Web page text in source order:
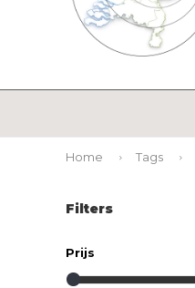
Home Tags
Filters
Prijs